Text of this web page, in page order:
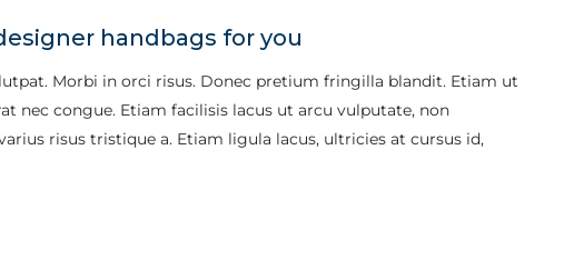
handbags for you
Morbi in orci risus. Donec pretium fringilla blandit. Etiam ut
nec congue. Etiam facilisis lacus ut arcu vulputate, non
risus tristique a. Etiam ligula lacus, ultricies at cursus id,